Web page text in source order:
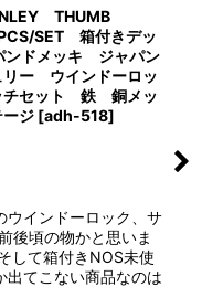
THUMB
SET 箱付きデッ
ドメッキ ジャパン
ー ウインドーロッ
セット 鉄 銅メッ
ジ [adh-518]
ウインドーロック、サ
後頃の物かと思いま
して箱付きNOS未使
出てこない商品なのは